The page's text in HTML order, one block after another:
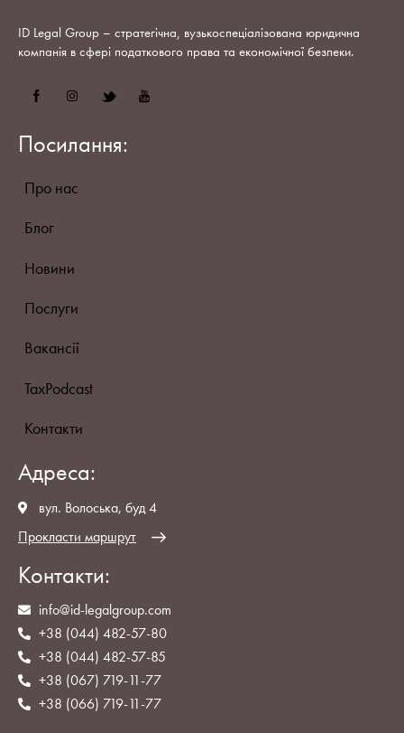
ID Legal Group – стратегічна, вузькоспеціалізована юридична
компанія в сфері податкового права та економічної безпеки.
Посилання:
Про нас
Блог
Новини
Послуги
Вакансії
TaxPodcast
Контакти
Адреса:
вул. Волоська, буд 4
Прокласти маршрут
Контакти:
info@id-legalgroup.com
+38 (044) 482-57-80
+38 (044) 482-57-85
+38 (067) 719-11-77
+38 (066) 719-11-77